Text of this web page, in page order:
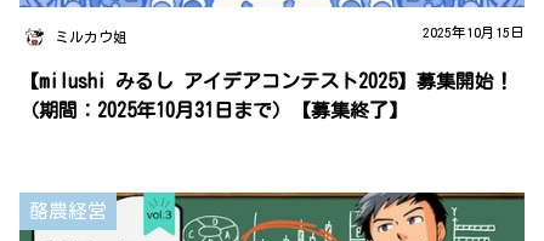
ミルカウ姐 2025年10月15日
【milushi みるし アイデアコンテスト2025】募集開始！
（期間：2025年10月31日まで）【募集終了】
酪農経営